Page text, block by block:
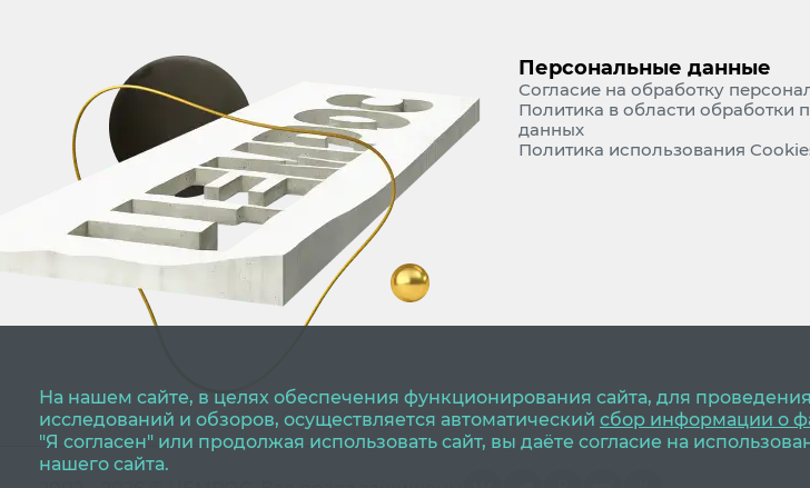
Персональные данные
Согласие на обработку
Политика в области обработки
данных
Политика использования
На нашем сайте, в целях обеспечения функционирования сайта, для проведения
исследований и обзоров, осуществляется автоматический сбор информации о
"Я согласен" или продолжая использовать сайт, вы даёте согласие на
нашего сайта.